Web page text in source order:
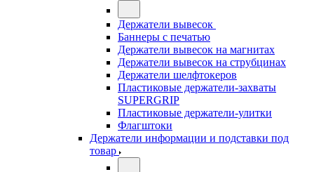
Держатели вывесок
Баннеры с печатью
Держатели вывесок на магнитах
Держатели вывесок на струбцинах
Держатели шелфтокеров
Пластиковые держатели-захваты
SUPERGRIP
Пластиковые держатели-улитки
Флагштоки
Держатели информации и подставки под
товар